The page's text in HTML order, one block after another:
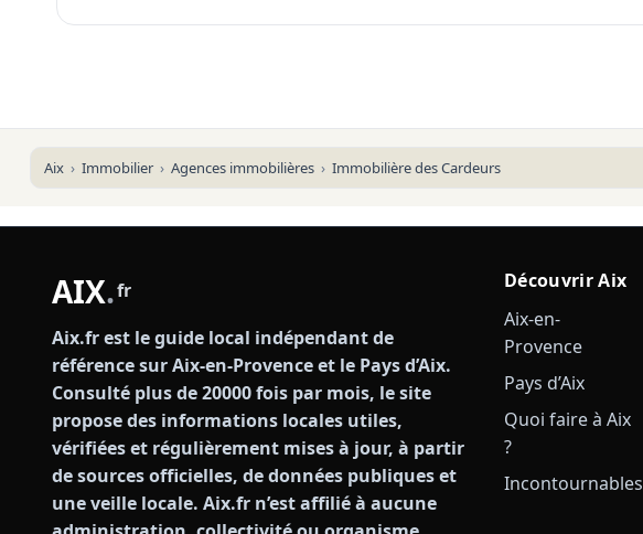
Aix Immobilier Agences immobilières Immobilière des Cardeurs
AIX.fr
Aix.fr est le guide local indépendant de
référence sur Aix-en-Provence et le Pays d’Aix.
Consulté plus de 20000 fois par mois, le site
propose des informations locales utiles,
vérifiées et régulièrement mises à jour, à partir
de sources officielles, de données publiques et
une veille locale. Aix.fr n’est affilié à aucune
Découvrir Aix
Aix-en-
Provence
Pays d’Aix
Quoi faire à Aix
?
Incontournables